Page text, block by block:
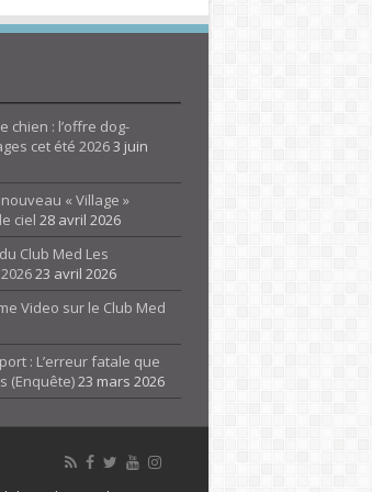
chien : l’offre dog-
cet été 20263 juin
« Village »
ciel 28 avril 2026
Club Med Les
23 avril 2026
Video sur le Club Med
: L’erreur fatale que
(Enquête)23 mars 2026